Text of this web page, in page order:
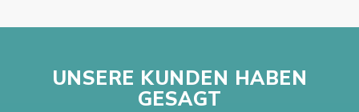
UNSERE KUNDEN HABEN
GESAGT